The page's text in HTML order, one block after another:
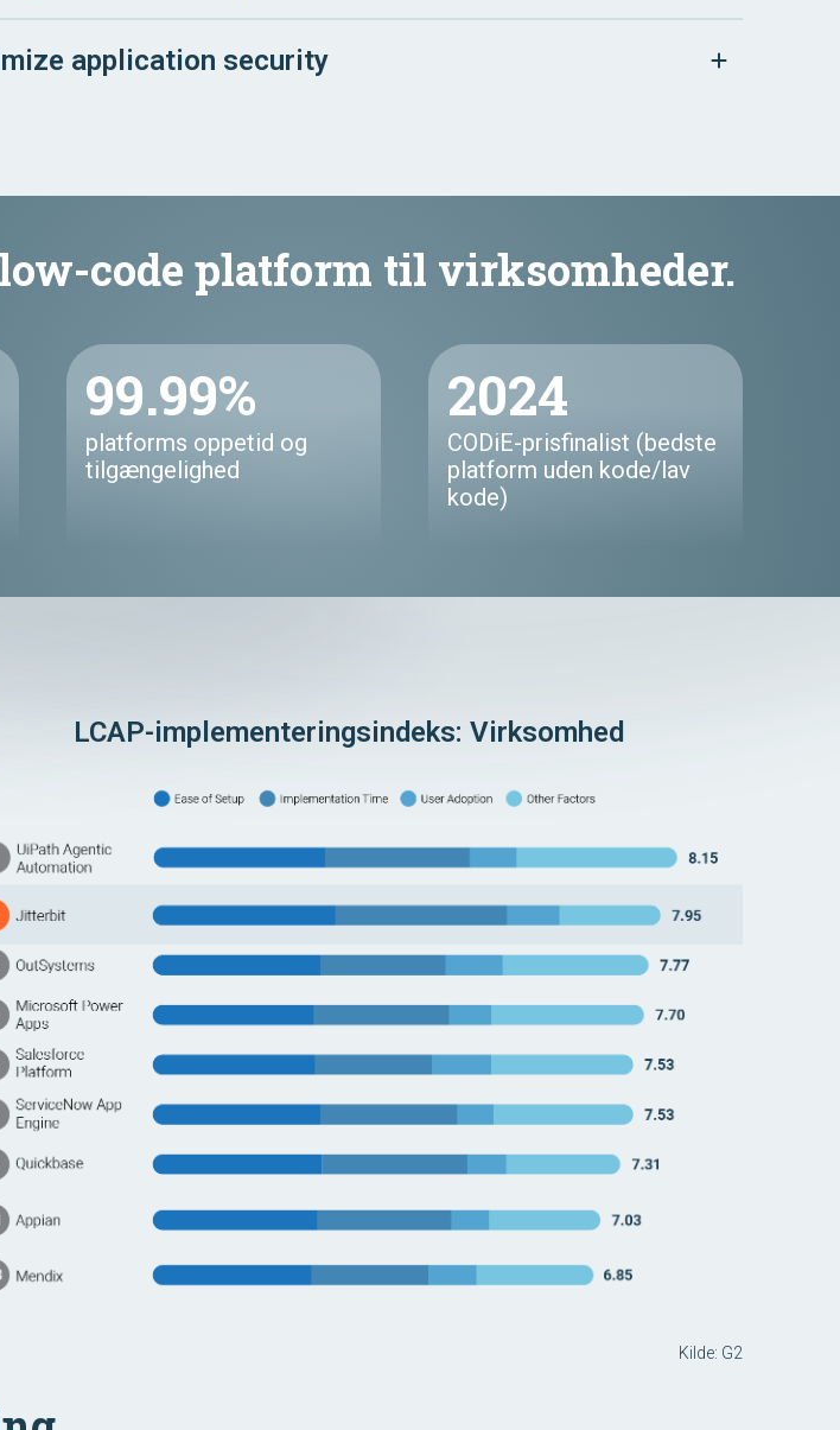
application security
code platform til virksomheder.
99.99%
platforms oppetid og
tilgængelighed
2024
CODiE-prisfinalist (bedste
platform uden kode/lav
kode)
LCAP-implementeringsindeks: Virksomhed
Kilde: G2